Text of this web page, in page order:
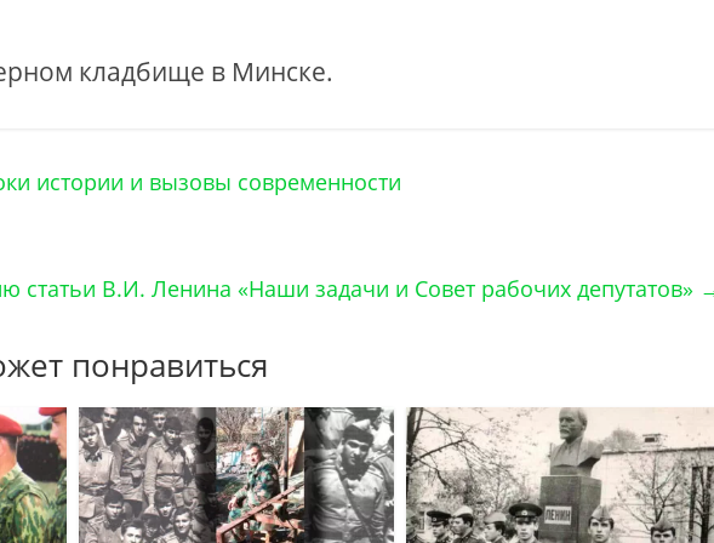
кладбище в Минске.
истории и вызовы современности
статьи В.И. Ленина «Наши задачи и Совет рабочих депутатов»
понравиться